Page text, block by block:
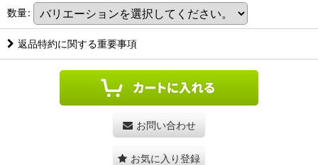
数量:
返品特約に関する重要事項
お問い合わせ
お気に入り登録